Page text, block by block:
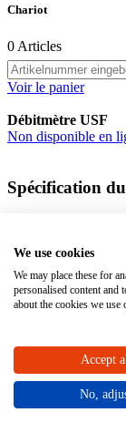
Chariot
0 Articles
Voir le panier
Débitmètre USF
Non disponible en
Spécification
Matériau du
We use cookies
We may place these for
personalised content and
about the cookies we use
Accept
No,